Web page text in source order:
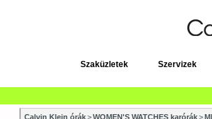
Szaküzletek Szervizek
Calvin Klein órák>WOMEN'S WATCHES karórák>